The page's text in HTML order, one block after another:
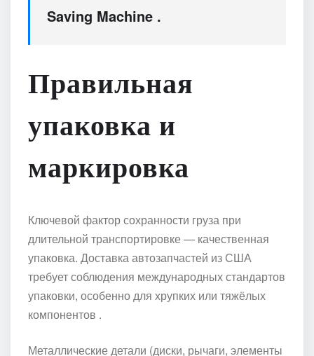
Saving Machine .
Правильная
упаковка и
маркировка
Ключевой фактор сохранности груза при
длительной транспортировке — качественная
упаковка. Доставка автозапчастей из США
требует соблюдения международных стандартов
упаковки, особенно для хрупких или тяжёлых
компонентов .
Металлические детали (диски, рычаги, элементы